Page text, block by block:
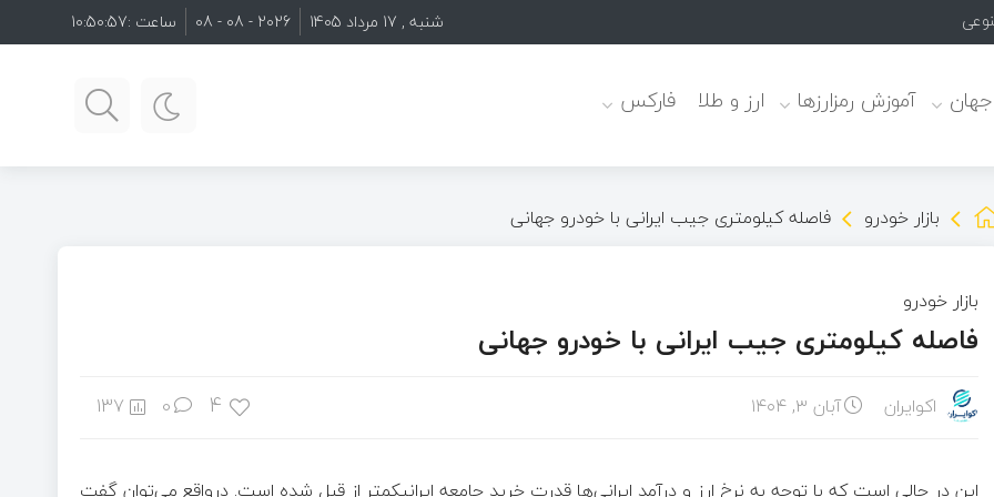
شنبه , 17 مرداد 1405 2026 - 08 - 08 ساعت :10:50:58
جهان آموزش رمزارزها ارز و طلا فارکس
بازار خودرو فاصله کیلومتری جیب ایرانی با خودرو جهانی
بازار خودرو
فاصله کیلومتری جیب ایرانی با خودرو جهانی
اکوایران آبان ۳, ۱۴۰۴ 4
0
137
این در حالی است که با توجه به نرخ ارز و درآمد ایرانی‌ها قدرت خرید جامعه ایرانیکمتر از قبل شده است. درواقع می‌توان گفت